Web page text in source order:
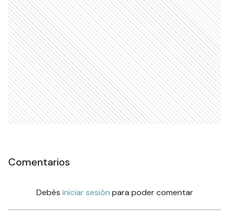
Comentarios
Debés iniciar sesión para poder comentar